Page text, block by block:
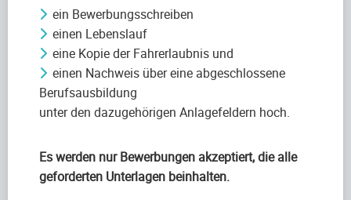
ein Bewerbungsschreiben
einen Lebenslauf
eine Kopie der Fahrerlaubnis und
einen Nachweis über eine abgeschlossene
Berufsausbildung
unter den dazugehörigen Anlagefeldern hoch.
Es werden nur Bewerbungen akzeptiert, die alle
geforderten Unterlagen beinhalten.